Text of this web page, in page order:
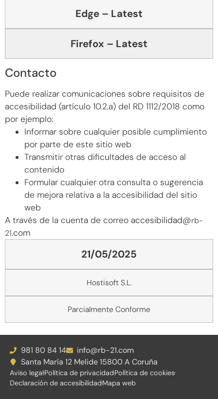
Edge – Latest
Firefox – Latest
Contacto
Puede realizar comunicaciones sobre requisitos de
accesibilidad (artículo 10.2.a) del RD 1112/2018 como
por ejemplo:
Informar sobre cualquier posible cumplimiento
por parte de este sitio web
Transmitir otras dificultades de acceso al
contenido
Formular cualquier otra consulta o sugerencia
de mejora relativa a la accesibilidad del sitio
web
A través de la cuenta de correo accesibilidad@rb-
21.com
21/05/2025
Hostisoft S.L.
Parcialmente Conforme
981 80 84 14
info@rb-21.com
Santa María 12 Melide 15800 A Coruña
Aviso legalPolítica de privacidadPolítica de cookies
Declaración de accesibilidadMapa web